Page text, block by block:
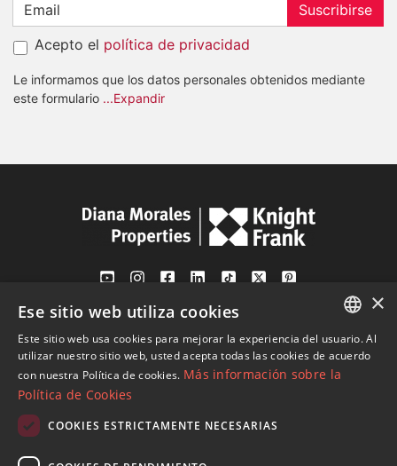
Suscribirse
Acepto el política de privacidad
Le informamos que los datos personales obtenidos mediante
este formulario ...Expandir
Av. Canovas del Castillo 4
1st Floor, Office 3
29601 Marbella
Ver en mapa
Tel:+34 952 765 138
ENGLISH
SPANISH
×
Ese sitio web utiliza cookies
Este sitio web usa cookies para mejorar la experiencia del usuario. Al
utilizar nuestro sitio web, usted acepta todas las cookies de acuerdo
con nuestra Política de cookies. Más información sobre la
Política de Cookies
COOKIES ESTRICTAMENTE NECESARIAS